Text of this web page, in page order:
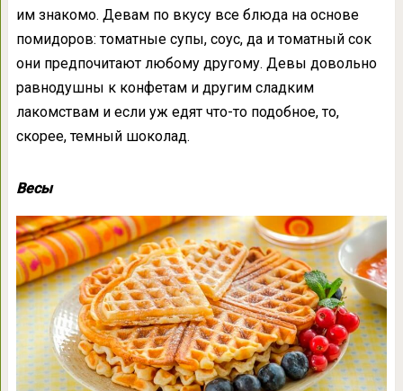
им знакомо. Девам по вкусу все блюда на основе
помидоров: томатные супы, соус, да и томатный сок
они предпочитают любому другому. Девы довольно
равнодушны к конфетам и другим сладким
лакомствам и если уж едят что-то подобное, то,
скорее, темный шоколад.
Весы